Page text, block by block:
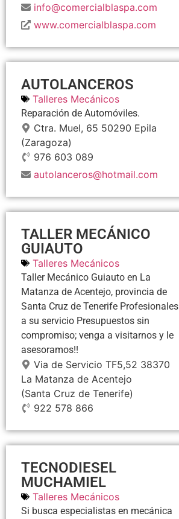
info@comercialblaspa.com
www.comercialblaspa.com
AUTOLANCEROS
Talleres Mecánicos
Reparación de Automóviles.
Ctra. Muel, 65 50290 Epila
(Zaragoza)
976 603 089
autolanceros@hotmail.com
TALLER MECÁNICO
GUIAUTO
Talleres Mecánicos
Taller Mecánico Guiauto en La
Matanza de Acentejo, provincia de
Santa Cruz de Tenerife Profesionales
a su servicio Presupuestos sin
compromiso; venga a visitarnos y le
asesoramos!!
Via de Servicio TF5,52 38370
La Matanza de Acentejo
(Santa Cruz de Tenerife)
922 578 866
TECNODIESEL
MUCHAMIEL
Talleres Mecánicos
Si busca especialistas en mecánica